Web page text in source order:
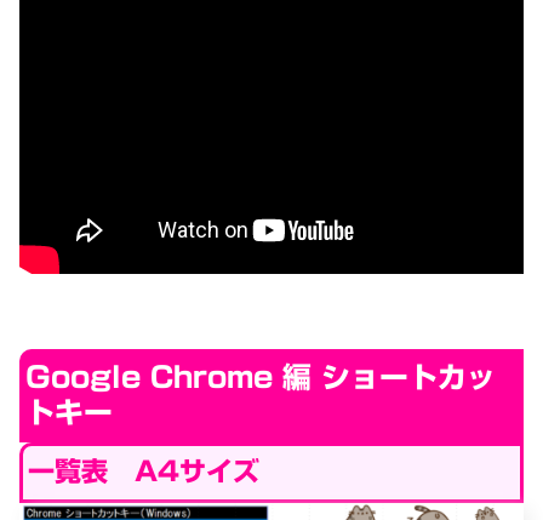
Google Chrome 編 ショートカッ
トキー
一覧表 A4サイズ